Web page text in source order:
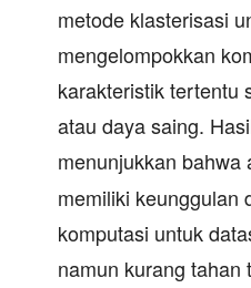
metode klasterisasi
mengelompokkan
karakteristik tertentu
atau daya saing.
menunjukkan bahwa
memiliki keunggulan
komputasi untuk
namun kurang tahan